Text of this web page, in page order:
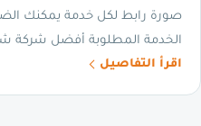
صورة رابط لكل خدمة يمكنك
الخدمة المطلوبة أفضل شركة
اقرأ التفاصيل